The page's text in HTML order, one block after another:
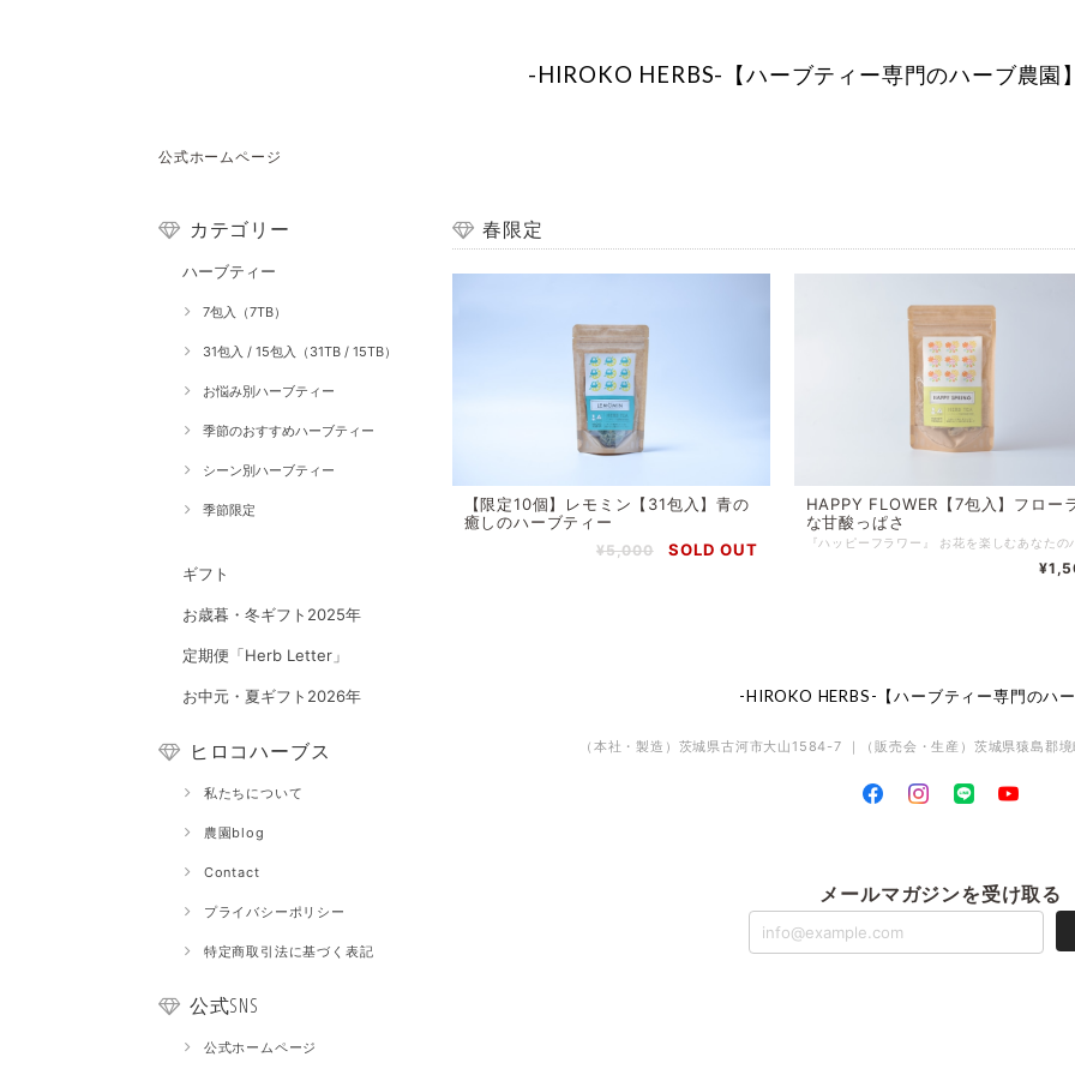
-HIROKO HERBS-【ハーブティー専門のハーブ農園
公式ホームページ
カテゴリー
ハーブティー
7包入（7TB）
31包入 / 15包入（31TB / 15TB）
お悩み別ハーブティー
季節のおすすめハーブティー
シーン別ハーブティー
季節限定
ギフト
お歳暮・冬ギフト2025年
定期便「Herb Letter」
お中元・夏ギフト2026年
ヒロコハーブス
私たちについて
農園blog
Contact
プライバシーポリシー
特定商取引法に基づく表記
公式SNS
公式ホームページ
春限定
【限定10個】レモミン【31包入】青の
癒しのハーブティー
¥5,000 SOLD OUT
HAPPY FLOWER【7包入】フロー
な甘酸っぱさ
-HIROKO HERBS-【ハーブティー専門のハ
（本社・製造）茨城県古河市大山1584-7 ｜（販売会・生産）茨城県猿島
メールマガジンを受け取る